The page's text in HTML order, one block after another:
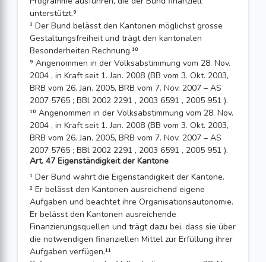
unterstützt.⁹
³ Der Bund belässt den Kantonen möglichst grosse
Gestaltungsfreiheit und trägt den kantonalen
Besonderheiten Rechnung.¹⁰
⁹ Angenommen in der Volksabstimmung vom 28. Nov.
2004 , in Kraft seit 1. Jan. 2008 (BB vom 3. Okt. 2003,
BRB vom 26. Jan. 2005, BRB vom 7. Nov. 2007 – AS
2007 5765 ; BBl 2002 2291 , 2003 6591 , 2005 951 ).
¹⁰ Angenommen in der Volksabstimmung vom 28. Nov.
2004 , in Kraft seit 1. Jan. 2008 (BB vom 3. Okt. 2003,
BRB vom 26. Jan. 2005, BRB vom 7. Nov. 2007 – AS
2007 5765 ; BBl 2002 2291 , 2003 6591 , 2005 951 ).
Art. 47 Eigenständigkeit der Kantone
¹ Der Bund wahrt die Eigenständigkeit der Kantone.
² Er belässt den Kantonen ausreichend eigene
Aufgaben und beachtet ihre Organisa­tionsautonomie.
Er belässt den Kantonen ausreichende
Finanzierungsquellen und trägt dazu bei, dass sie über
die notwendigen finanziellen Mittel zur Erfüllung ihrer
Aufgaben verfügen.¹¹